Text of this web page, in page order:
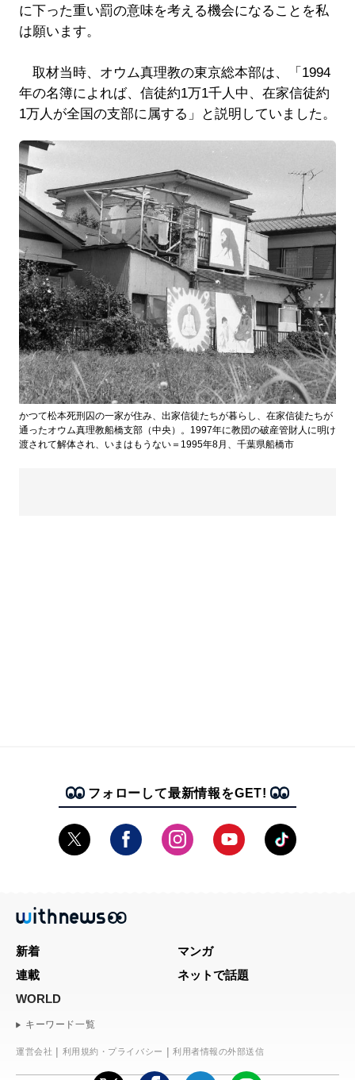
に下った重い罰の意味を考える機会になることを私
は願います。
取材当時、オウム真理教の東京総本部は、「1994
年の名簿によれば、信徒約1万1千人中、在家信徒約
1万人が全国の支部に属する」と説明していました。
かつて松本死刑囚の一家が住み、出家信徒たちが暮らし、在家信徒たちが
通ったオウム真理教船橋支部（中央）。1997年に教団の破産管財人に明け
渡されて解体され、いまはもうない＝1995年8月、千葉県船橋市
フォローして最新情報をGET!
新着
マンガ
連載
ネットで話題
WORLD
キーワード一覧
運営会社 利用規約・プライバシー 利用者情報の外部送信